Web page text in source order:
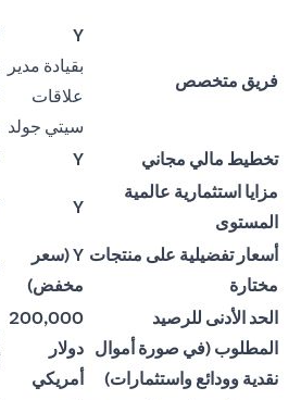
فريق متخصص
Y
بقيادة مدير
علاقات
سيتي جولد
تخطيط مالي مجاني
Y
مزايا استثمارية عالمية
المستوى
Y
أسعار تفضيلية على منتجات
مختارة
Y (سعر
مخفض)
الحد الأدنى للرصيد
المطلوب (في صورة أموال
نقدية وودائع واستثمارات)
200,000
دولار
أمريكي